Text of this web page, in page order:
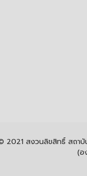
2021 สงวนลิขสิทธิ์ สถาบัน
(อ